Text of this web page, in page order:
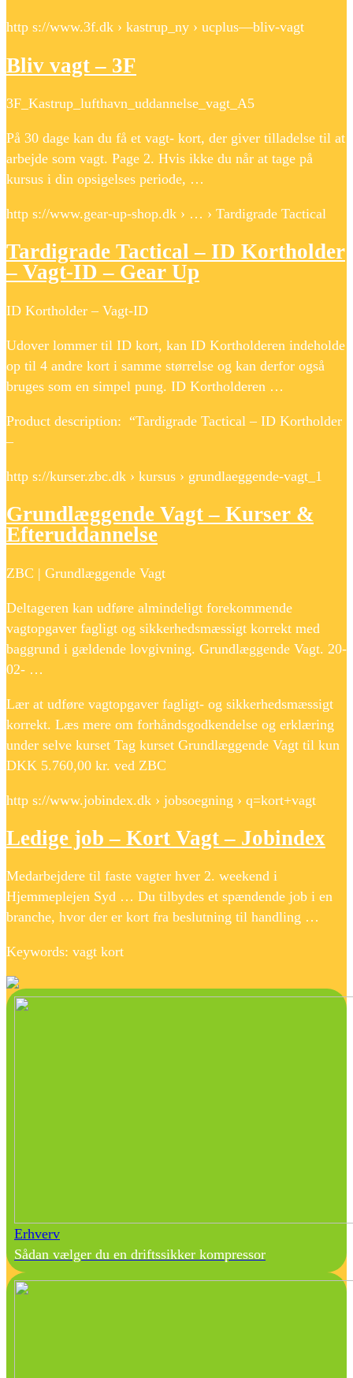
http s://www.3f.dk › kastrup_ny › ucplus—bliv-vagt
Bliv vagt – 3F
3F_Kastrup_lufthavn_uddannelse_vagt_A5
På 30 dage kan du få et vagt- kort, der giver tilladelse til at
arbejde som vagt. Page 2. Hvis ikke du når at tage på
kursus i din opsigelses periode, …
http s://www.gear-up-shop.dk › … › Tardigrade Tactical
Tardigrade Tactical – ID Kortholder
– Vagt-ID – Gear Up
ID Kortholder – Vagt-ID
Udover lommer til ID kort, kan ID Kortholderen indeholde
op til 4 andre kort i samme størrelse og kan derfor også
bruges som en simpel pung. ID Kortholderen …
Product description: “Tardigrade Tactical – ID Kortholder
–
http s://kurser.zbc.dk › kursus › grundlaeggende-vagt_1
Grundlæggende Vagt – Kurser &
Efteruddannelse
ZBC | Grundlæggende Vagt
Deltageren kan udføre almindeligt forekommende
vagtopgaver fagligt og sikkerhedsmæssigt korrekt med
baggrund i gældende lovgivning. Grundlæggende Vagt. 20-
02- …
Lær at udføre vagtopgaver fagligt- og sikkerhedsmæssigt
korrekt. Læs mere om forhåndsgodkendelse og erklæring
under selve kurset Tag kurset Grundlæggende Vagt til kun
DKK 5.760,00 kr. ved ZBC
http s://www.jobindex.dk › jobsoegning › q=kort+vagt
Ledige job – Kort Vagt – Jobindex
Medarbejdere til faste vagter hver 2. weekend i
Hjemmeplejen Syd … Du tilbydes et spændende job i en
branche, hvor der er kort fra beslutning til handling …
Keywords: vagt kort
Erhverv
Sådan vælger du en driftssikker kompressor